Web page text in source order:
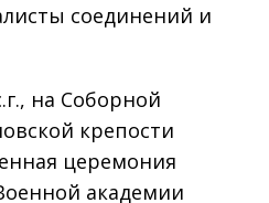
соединений и
на Соборной
крепости
церемония
академии